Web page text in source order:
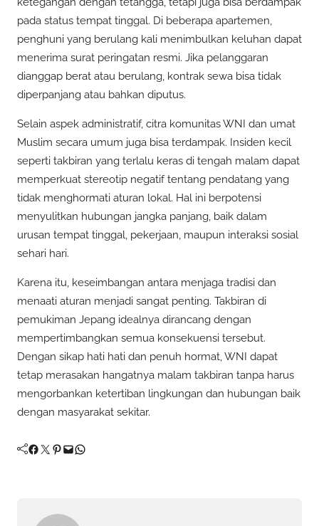
pada status tempat tinggal. Di beberapa apartemen,
penghuni yang berulang kali menimbulkan keluhan dapat
menerima surat peringatan resmi. Jika pelanggaran
dianggap berat atau berulang, kontrak sewa bisa tidak
diperpanjang atau bahkan diputus.
Selain aspek administratif, citra komunitas WNI dan umat
Muslim secara umum juga bisa terdampak. Insiden kecil
seperti takbiran yang terlalu keras di tengah malam dapat
memperkuat stereotip negatif tentang pendatang yang
tidak menghormati aturan lokal. Hal ini berpotensi
menyulitkan hubungan jangka panjang, baik dalam
urusan tempat tinggal, pekerjaan, maupun interaksi sosial
sehari hari.
Karena itu, keseimbangan antara menjaga tradisi dan
menaati aturan menjadi sangat penting. Takbiran di
pemukiman Jepang idealnya dirancang dengan
mempertimbangkan semua konsekuensi tersebut.
Dengan sikap hati hati dan penuh hormat, WNI dapat
tetap merasakan hangatnya malam takbiran tanpa harus
mengorbankan ketertiban lingkungan dan hubungan baik
dengan masyarakat sekitar.
Facebook Twitter Pinterest Mail WhatsApp